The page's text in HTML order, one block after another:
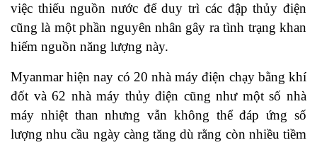
việc thiếu nguồn nước để duy trì các đập thủy điện
cũng là một phần nguyên nhân gây ra tình trạng khan
hiếm nguồn năng lượng này.
Myanmar hiện nay có 20 nhà máy điện chạy bằng khí
đốt và 62 nhà máy thủy điện cũng như một số nhà
máy nhiệt than nhưng vẫn không thể đáp ứng số
lượng nhu cầu ngày càng tăng dù rằng còn nhiều tiềm